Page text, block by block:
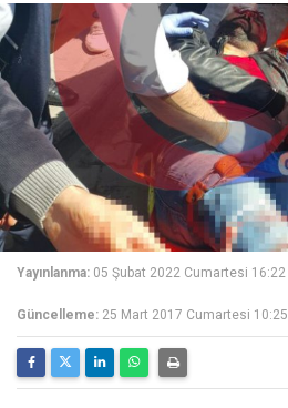
Yayınlanma: 05 Şubat 2022 Cumartesi 16:22
Güncelleme: 25 Mart 2017 Cumartesi 10:25